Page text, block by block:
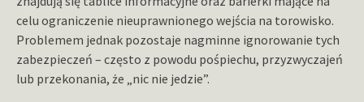
celu ograniczenie nieuprawnionego wejścia na torowisko.
Problemem jednak pozostaje nagminne ignorowanie tych
zabezpieczeń – często z powodu pośpiechu, przyzwyczajeń
lub przekonania, że „nic nie jedzie”.